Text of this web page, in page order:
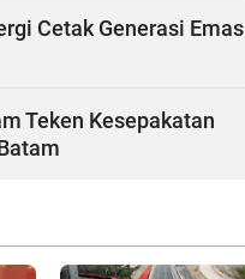
Cetak Generasi Emas
Teken Kesepakatan